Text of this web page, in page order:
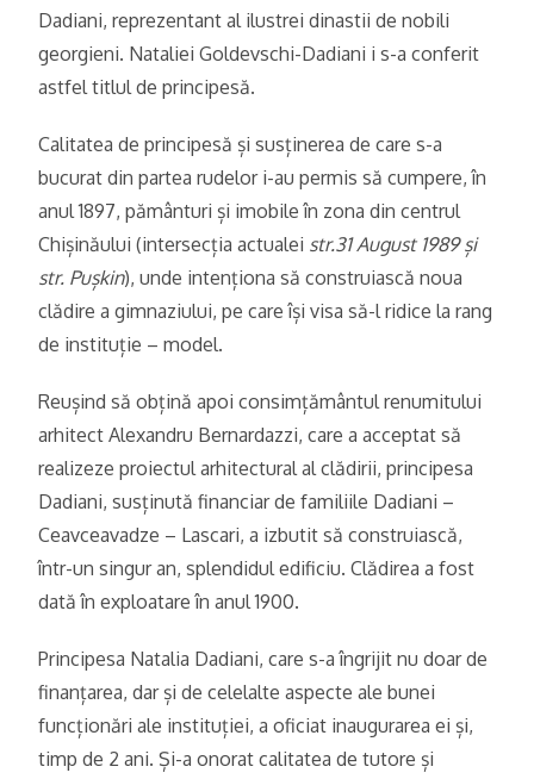
Dadiani, reprezentant al ilustrei dinastii de nobili
georgieni. Nataliei Goldevschi-Dadiani i s-a conferit
astfel titlul de principesă.
Calitatea de principesă și susținerea de care s-a
bucurat din partea rudelor i-au permis să cumpere, în
anul 1897, pământuri și imobile în zona din centrul
Chișinăului (intersecția actualei str.31 August 1989 și
str. Pușkin), unde intenționa să construiască noua
clădire a gimnaziului, pe care își visa să-l ridice la rang
de instituție – model.
Reușind să obțină apoi consimțământul renumitului
arhitect Alexandru Bernardazzi, care a acceptat să
realizeze proiectul arhitectural al clădirii, principesa
Dadiani, susținută financiar de familiile Dadiani –
Ceavceavadze – Lascari, a izbutit să construiască,
într-un singur an, splendidul edificiu. Clădirea a fost
dată în exploatare în anul 1900.
Principesa Natalia Dadiani, care s-a îngrijit nu doar de
finanțarea, dar și de celelalte aspecte ale bunei
funcționări ale instituției, a oficiat inaugurarea ei și,
timp de 2 ani. Și-a onorat calitatea de tutore și